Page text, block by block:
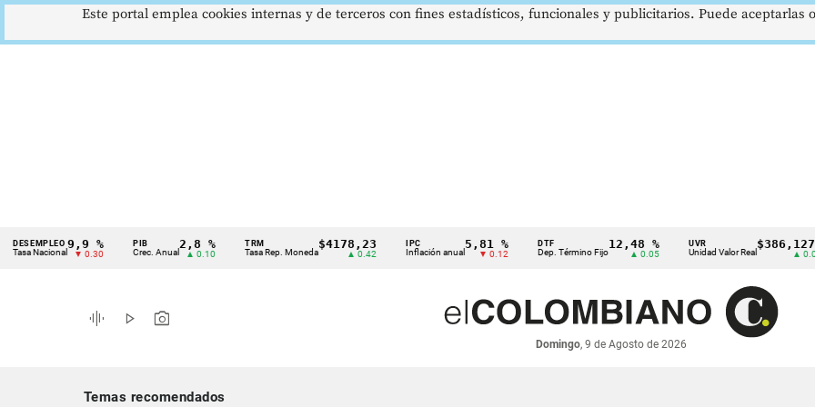
Cintillo
indicadores
económicos
9,9 %
▼ 0.30
PIB
Crec. Anual
2,8 %
▲ 0.10
TRM
Tasa Rep. Moneda
$4178,23
▲ 0.42
IPC
Inflación anual
5,81 %
▼ 0.12
DTF
Dep. Término Fijo
12,48 %
▲ 0.05
UVR
Unidad Valor Real
$386,1273
▲ 0.03
graphic_eq play_arrow photo_camera
Domingo, 9 de Agosto de 2026
Temas recomendados
Este portal emplea cookies internas y de terceros con fines estadísticos, funcionales y publicitarios. Puede aceptarlas